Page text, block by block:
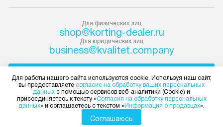
с менеджером. За данную услугу
взимается дополнительная плата.
Важно учесть, что если габариты
прибора не позволяют пронести
чего через дверной проем,
то сотрудники транспортной
службы не могут демонтировать
дверцы, ручки или другие
выступающие элементы, так как это
Техника
нишу или на
с проверкой по
подключается
Для физических лиц
shop@korting-dealer.ru
Для юридических лиц
business@kvalitet.company
Политика конфиденциальности
Условия продажи
Карта сайта
Для работы нашего сайта используются cookie. Используя наш сайт,
вы предоставляете согласие на обработку ваших персональных
данных с помощью сервисов веб-аналитики (Cookie) и
присоединяетесь к тексту «Согласия на обработку персональных
данных» и соглашаетесь с текстом « Информация о продавцах».
Соглашаюсь